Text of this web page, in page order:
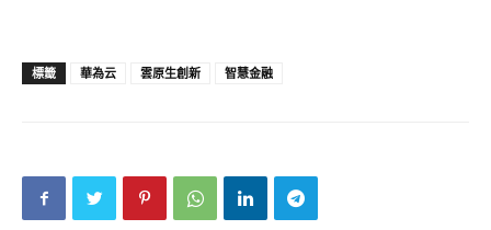
標籤 華為云 雲原生創新 智慧金融